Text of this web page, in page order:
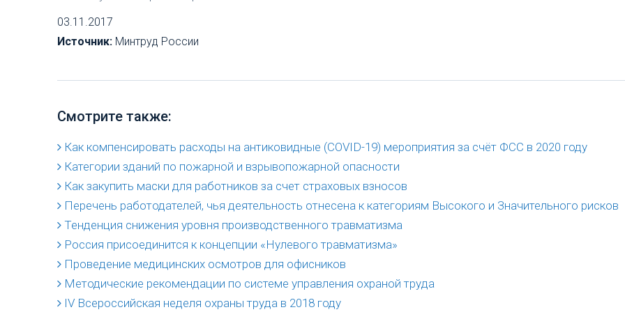
03.11.2017
Источник: Минтруд России
Смотрите также:
Как компенсировать расходы на антиковидные (COVID-19) мероприятия за счёт ФСС в 2020 году
Категории зданий по пожарной и взрывопожарной опасности
Как закупить маски для работников за счет страховых взносов
Перечень работодателей, чья деятельность отнесена к категориям Высокого и Значительного рисков
Тенденция снижения уровня производственного травматизма
Россия присоединится к концепции «Нулевого травматизма»
Проведение медицинских осмотров для офисников
Методические рекомендации по системе управления охраной труда
IV Всероссийская неделя охраны труда в 2018 году